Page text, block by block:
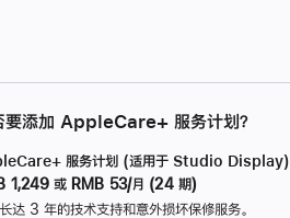
要添加 AppleCare+ 服务计划？
服务计划 (适用于 Studio Display)
1,249 或 RMB 53/月 (24 期)
达 3 年的技术支持和意外损坏保修服务。